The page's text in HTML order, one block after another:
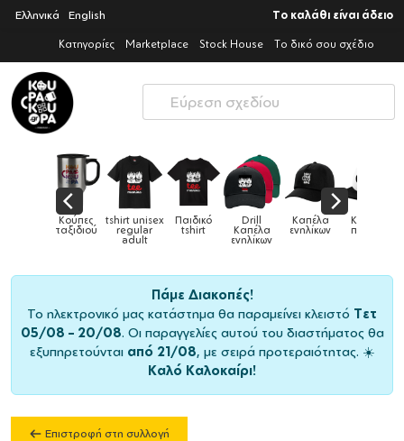
Ελληνικά English Το καλάθι είναι άδειο
Κατηγορίες Marketplace Stock House Το δικό σου σχέδιο
Παιδικό
tshirt
Drill
Καπέλα
ενηλίκων
Καπέλα
ενηλίκων
Καπέλα
παιδικά Κούπες Κούπες
ειδικές
Πάμε Διακοπές!
Το ηλεκτρονικό μας κατάστημα θα παραμείνει κλειστό Τετ
05/08 – 20/08. Οι παραγγελίες αυτού του διαστήματος θα
εξυπηρετούνται από 21/08, με σειρά προτεραιότητας. ☀️
Καλό Καλοκαίρι!
Επιστροφή στη συλλογή